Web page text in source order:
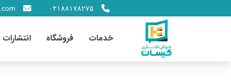
۰۲۱۸۸۱۷۸۲۷۵
خدمات فروشگاه انتشارات